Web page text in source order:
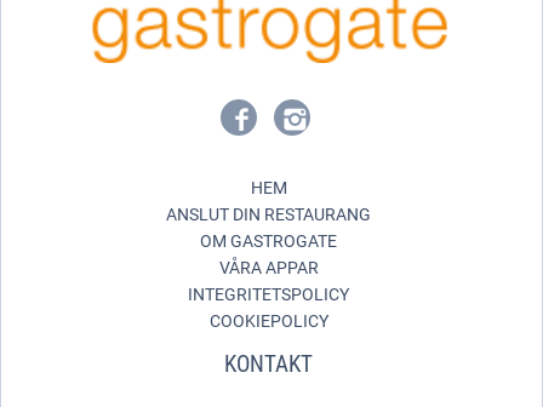
HEM
ANSLUT DIN RESTAURANG
OM GASTROGATE
VÅRA APPAR
INTEGRITETSPOLICY
COOKIEPOLICY
KONTAKT